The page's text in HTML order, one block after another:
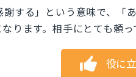
する」という意味で、「
ります。相手にとても頼
役に